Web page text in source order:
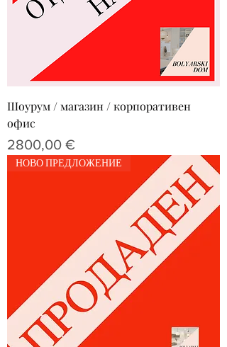
Шоурум / магазин / корпоративен
офис
Цена
2800,00 €
НОВО ПРЕДЛОЖЕНИЕ